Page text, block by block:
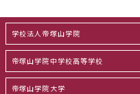
学校法人帝塚山学院
帝塚山学院中学校高等学校
帝塚山学院大学